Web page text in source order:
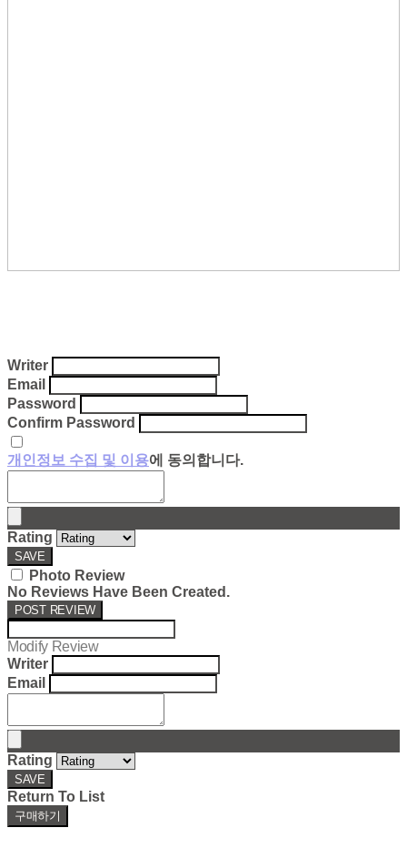
Writer
Email
Password
Confirm Password
개인정보 수집 및 이용에 동의합니다.
Rating
SAVE
Photo Review
No Reviews Have Been Created.
POST REVIEW
Modify Review
Writer
Email
Rating
SAVE
Return To List
구매하기